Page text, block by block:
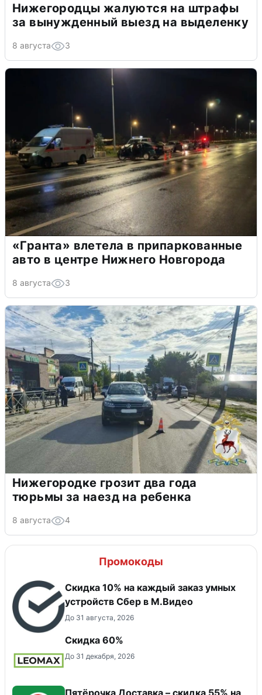
Нижегородцы жалуются на штрафы
за вынужденный выезд на выделенку
8 августа 3
«Гранта» влетела в припаркованные
авто в центре Нижнего Новгорода
8 августа 3
Нижегородке грозит два года
тюрьмы за наезд на ребенка
8 августа 4
Промокоды
Скидка 10% на каждый заказ умных
устройств Сбер в М.Видео
До 31 августа, 2026
Скидка 60%
До 31 декабря, 2026
Пятёрочка Доставка – скидка 55% на